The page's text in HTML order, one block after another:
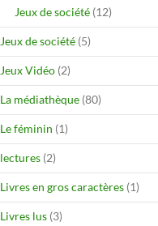
Jeux de société (12)
Jeux de société (5)
Jeux Vidéo (2)
La médiathèque (80)
Le féminin (1)
lectures (2)
Livres en gros caractères (1)
Livres lus (3)